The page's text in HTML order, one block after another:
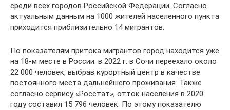
среди всех городов Российской Федерации. Согласно
актуальным данным на 1000 жителей населенного пункта
приходится приблизительно 14 мигрантов.
По показателям притока мигрантов город находится уже
на 18-м месте в России: в 2022 г. в Сочи переехало около
22 000 человек, выбрав курортный центр в качестве
постоянного места дальнейшего проживания. Также
согласно сервису «Росстат», отток населения в 2020
году составил 15 796 человек. По этому показателю